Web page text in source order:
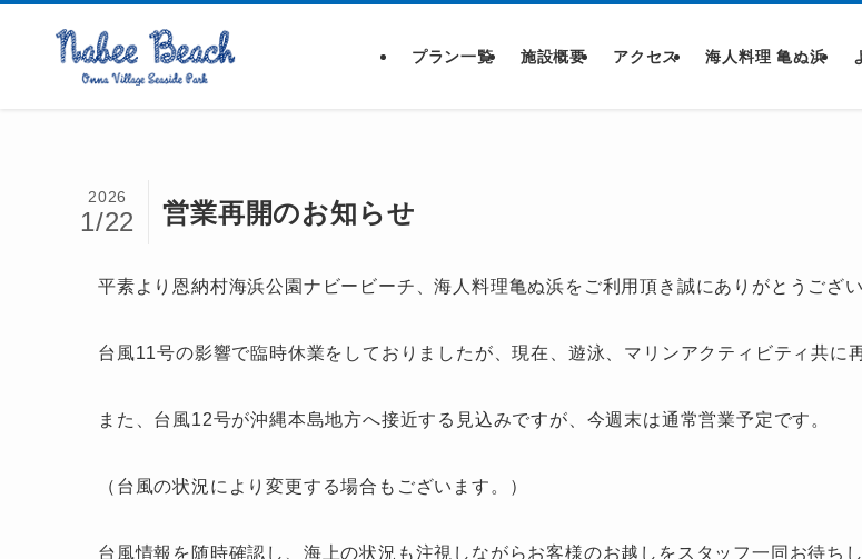
プラン一覧 施設概要 アクセス 海人料理 亀ぬ浜
営業再開のお知らせ
2026
1/22
平素より恩納村海浜公園ナビービーチ、海人料理亀ぬ浜をご利用頂き誠にありがとうござい
台風11号の影響で臨時休業をしておりましたが、現在、遊泳、マリンアクティビティ共に
また、台風12号が沖縄本島地方へ接近する見込みですが、今週末は通常営業予定です。
（台風の状況により変更する場合もございます。）
台風情報を随時確認し、海上の状況も注視しながらお客様のお越しをスタッフ一同お待ち